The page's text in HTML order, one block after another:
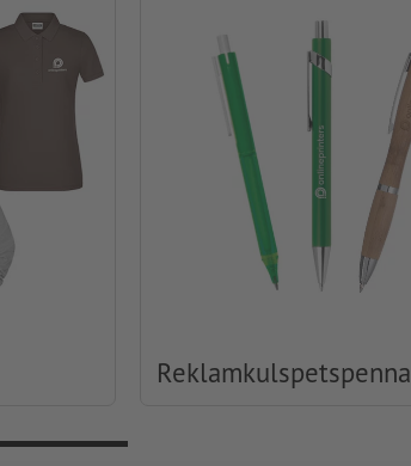
Reklamkulspetspenna